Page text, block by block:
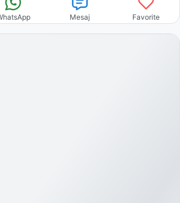
Mesaj Favorite